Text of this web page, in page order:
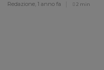
Redazione, 1 anno fa 2 min